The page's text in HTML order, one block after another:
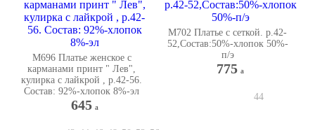
М696 Платье женское с
карманами принт " Лев",
кулирка с лайкрой , р.42-56.
Состав: 92%-хлопок 8%-эл
645 a
М702 Платье с сеткой. р.42-
52,Состав:50%-хлопок 50%-
п/э
775 a
44